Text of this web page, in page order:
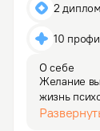
2
10
О себе
Желание
жизнь
получении